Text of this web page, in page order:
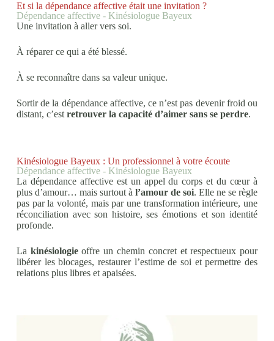
Et si la dépendance affective était une invitation ?
Dépendance affective - Kinésiologue Bayeux
Une invitation à aller vers soi.
À réparer ce qui a été blessé.
À se reconnaître dans sa valeur unique.
Sortir de la dépendance affective, ce n’est pas devenir froid ou
distant, c’est retrouver la capacité d’aimer sans se perdre.
Kinésiologue Bayeux : Un professionnel à votre écoute
Dépendance affective - Kinésiologue Bayeux
La dépendance affective est un appel du corps et du cœur à
plus d’amour… mais surtout à l’amour de soi. Elle ne se règle
pas par la volonté, mais par une transformation intérieure, une
réconciliation avec son histoire, ses émotions et son identité
profonde.
La kinésiologieoffre un chemin concret et respectueux pour
libérer les blocages, restaurer l’estime de soi et permettre des
relations plus libres et apaisées.